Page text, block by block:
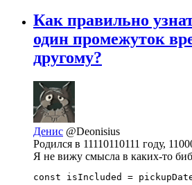
Как правильно
один промежуток
другому?
Денис @Deonisius
Родился в 11110110111 году,
Я не вижу смысла в каких-то
const isIncluded =